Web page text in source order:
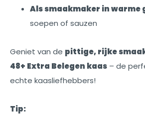
Als smaakmaker in warme
soepen of sauzen
Geniet van de pittige, rijke
48+ Extra Belegen kaas – de
echte kaasliefhebbers!
Tip: